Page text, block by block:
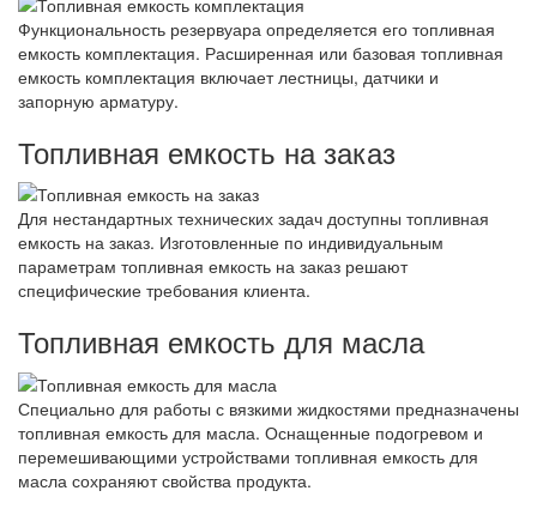
Функциональность резервуара определяется его топливная
емкость комплектация. Расширенная или базовая топливная
емкость комплектация включает лестницы, датчики и
запорную арматуру.
Топливная емкость на заказ
Для нестандартных технических задач доступны топливная
емкость на заказ. Изготовленные по индивидуальным
параметрам топливная емкость на заказ решают
специфические требования клиента.
Топливная емкость для масла
Специально для работы с вязкими жидкостями предназначены
топливная емкость для масла. Оснащенные подогревом и
перемешивающими устройствами топливная емкость для
масла сохраняют свойства продукта.